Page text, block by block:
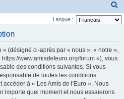
e
Langue :
» (désigné ci-après par « nous », « notre »,
www.amisdeleuro.org/forum »), vous
des conditions suivantes. Si vous
de toutes les conditions
à « Les Amis de l'Euro ». Nous
quel moment et nous essaierons